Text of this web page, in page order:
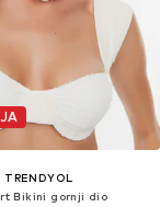
TRENDYOL
Bikini gornji dio